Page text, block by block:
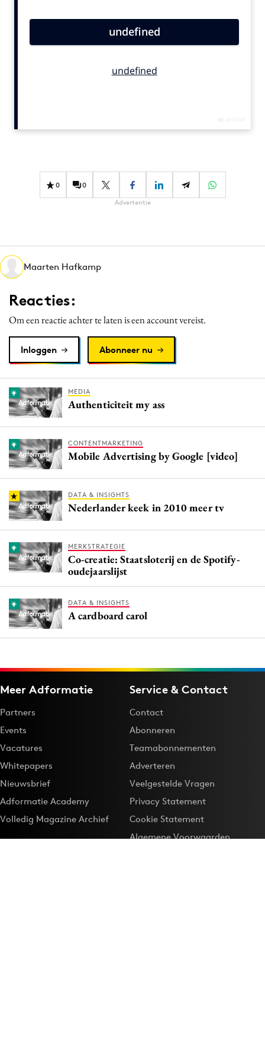
Carriere
Diversiteit
Interne communicatie
Martech
Media
Merkstrategie
PR
Purpose Marketing
Reputatie & crisis
0 0
Advertentie
Maarten Hafkamp
Reacties:
Om een reactie achter te laten is een account vereist.
Inloggen Abonneer nu
MEDIA
Authenticiteit my ass
CONTENTMARKETING
Mobile Advertising by Google [video]
DATA & INSIGHTS
Nederlander keek in 2010 meer tv
MERKSTRATEGIE
Co-creatie: Staatsloterij en de Spotify-
oudejaarslijst
DATA & INSIGHTS
A cardboard carol
Meer Adformatie
Partners
Events
Vacatures
Whitepapers
Nieuwsbrief
Adformatie Academy
Volledig Magazine Archief
Service & Contact
Contact
Abonneren
Teamabonnementen
Adverteren
Veelgestelde Vragen
Privacy Statement
Cookie Statement
Algemene Voorwaarden